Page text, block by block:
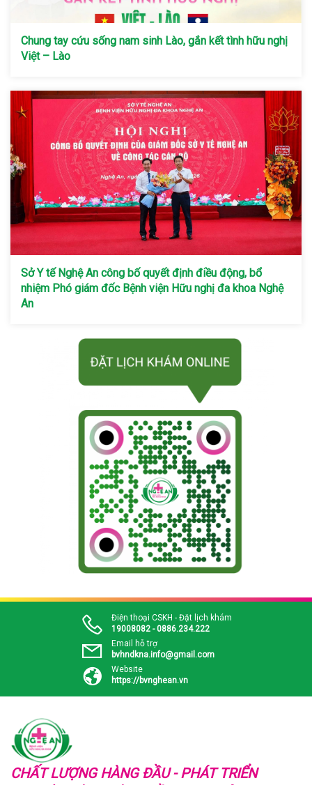
Chung tay cứu sống nam sinh Lào, gắn kết tình hữu nghị
Việt – Lào
Sở Y tế Nghệ An công bố quyết định điều động, bổ
nhiệm Phó giám đốc Bệnh viện Hữu nghị đa khoa Nghệ
An
Điện thoại CSKH - Đặt lịch khám
19008082 - 0886.234.222
Email hỗ trợ
bvhndkna.info@gmail.com
Website
https://bvnghean.vn
CHẤT LƯỢNG HÀNG ĐẦU - PHÁT TRIỂN